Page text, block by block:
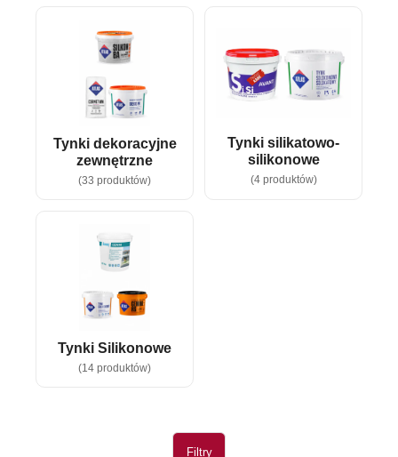
Tynki dekoracyjne
zewnętrzne
(33 produktów)
Tynki silikatowo-
silikonowe
(4 produktów)
Tynki Silikonowe
(14 produktów)
Filtry